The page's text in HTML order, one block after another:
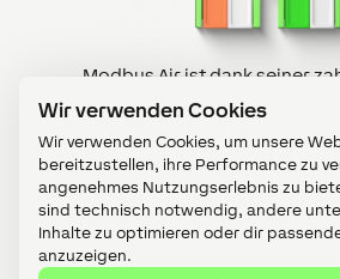
Wir verwenden Cookies
Wir verwenden Cookies, um unsere
bereitzustellen, ihre Performance zu
angenehmes Nutzungserlebnis zu
sind technisch notwendig, andere
Inhalte zu optimieren oder dir
anzuzeigen.
Modbus Air ist dank seiner
Einsatzgebiete längst eines
die neue Tree-Variante
mehr Möglichkeiten offen.
Jetzt kaufen